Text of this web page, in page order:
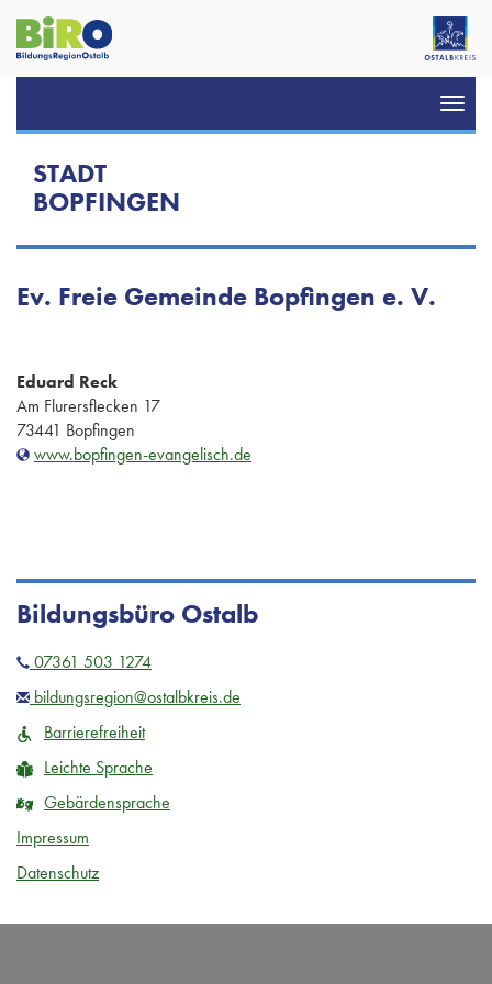
STADT
BOPFINGEN
Ev. Freie Gemeinde Bopfingen e. V.
Eduard Reck
Am Flurersflecken 17
73441 Bopfingen
www.bopfingen-evangelisch.de
Bildungsbüro Ostalb
07361 503 1274
bildungsregion@ostalbkreis.de
Barrierefreiheit
Leichte Sprache
Gebärdensprache
Impressum
Datenschutz